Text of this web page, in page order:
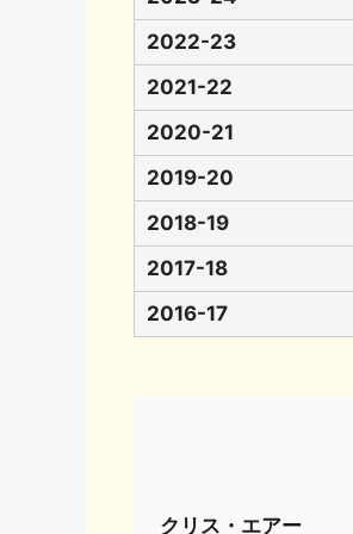
2022-23
2021-22
2020-21
2019-20
2018-19
2017-18
2016-17
クリス・エアー